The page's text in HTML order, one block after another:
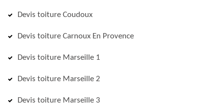
Devis toiture Coudoux
Devis toiture Carnoux En Provence
Devis toiture Marseille 1
Devis toiture Marseille 2
Devis toiture Marseille 3